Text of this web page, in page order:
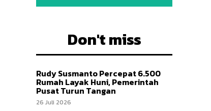
Don't miss
Rudy Susmanto Percepat 6.500
Rumah Layak Huni, Pemerintah
Pusat Turun Tangan
26 Juli 2026